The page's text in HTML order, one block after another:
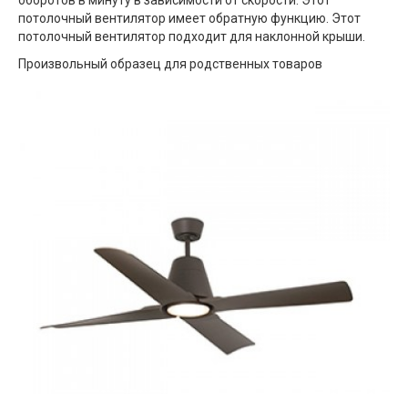
потолочный вентилятор имеет обратную функцию. Этот
потолочный вентилятор подходит для наклонной крыши.
Произвольный образец для родственных товаров